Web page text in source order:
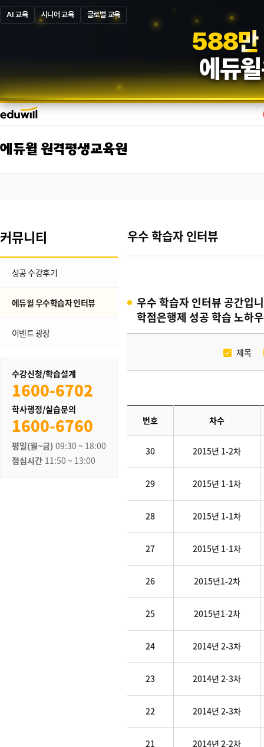
AI 교육 시니어 교육 글로벌 교육
587만
에듀윌
에듀윌 원격평생교육원
커뮤니티
성공 수강후기
에듀윌 우수학습자 인터뷰
이벤트 광장
수강신청/학습설계
1600-6702
학사행정/실습문의
1600-6760
평일(월~금) 09:30 ~ 18:00
점심시간 11:50 ~ 13:00
우수 학습자 인터뷰
우수 학습자 인터뷰 공간입
학점은행제 성공 학습 노하
제목
번호 차수
30 2015년 1-2차
29 2015년 1-1차
28 2015년 1-1차
27 2015년 1-1차
26 2015년1-2차
25 2015년1-2차
24 2014년 2-3차
23 2014년 2-3차
22 2014년 2-3차
21 2014년 2-2차